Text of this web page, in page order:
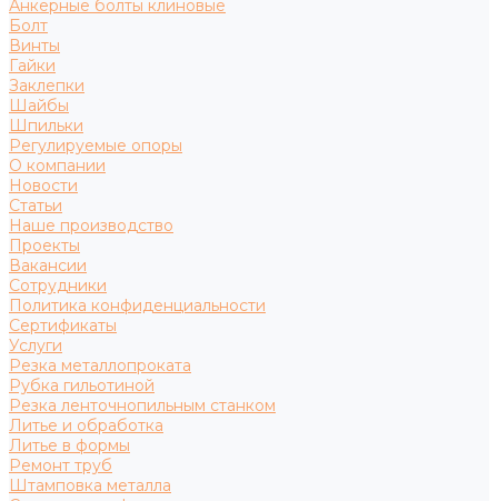
Анкерные болты клиновые
Болт
Винты
Гайки
Заклепки
Шайбы
Шпильки
Регулируемые опоры
О компании
Новости
Статьи
Наше производство
Проекты
Вакансии
Сотрудники
Политика конфиденциальности
Сертификаты
Услуги
Резка металлопроката
Рубка гильотиной
Резка ленточнопильным станком
Литье и обработка
Литье в формы
Ремонт труб
Штамповка металла